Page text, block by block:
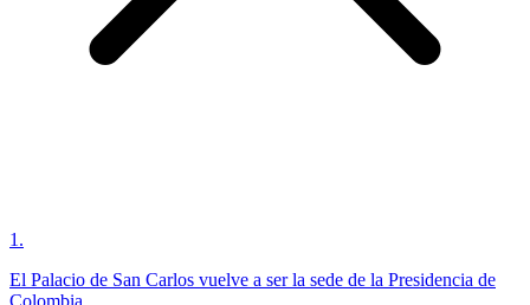
1 .
El Palacio de San Carlos vuelve a ser la sede de la Presidencia de
Colombia